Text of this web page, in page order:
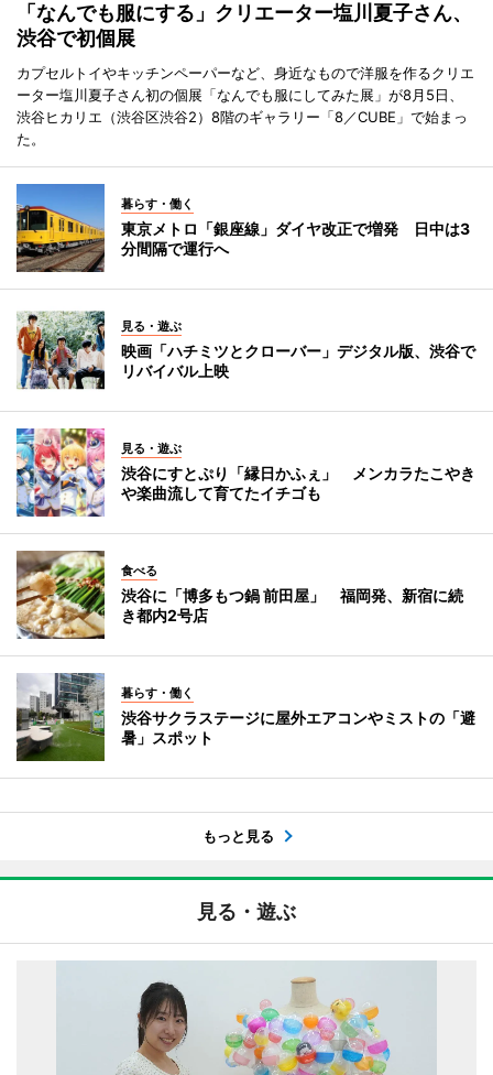
「なんでも服にする」クリエーター塩川夏子さん、
渋谷で初個展
カプセルトイやキッチンペーパーなど、身近なもので洋服を作るクリエ
ーター塩川夏子さん初の個展「なんでも服にしてみた展」が8月5日、
渋谷ヒカリエ（渋谷区渋谷2）8階のギャラリー「8／CUBE」で始まっ
た。
暮らす・働く
東京メトロ「銀座線」ダイヤ改正で増発 日中は3
分間隔で運行へ
見る・遊ぶ
映画「ハチミツとクローバー」デジタル版、渋谷で
リバイバル上映
見る・遊ぶ
渋谷にすとぷり「縁日かふぇ」 メンカラたこやき
や楽曲流して育てたイチゴも
食べる
渋谷に「博多もつ鍋 前田屋」 福岡発、新宿に続
き都内2号店
暮らす・働く
渋谷サクラステージに屋外エアコンやミストの「避
暑」スポット
もっと見る
見る・遊ぶ